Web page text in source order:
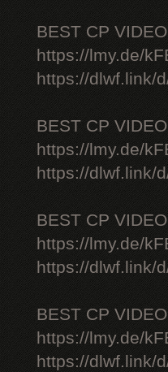
BEST CP
https://lmy.de/
https://dlwf.link/
BEST CP
https://lmy.de/
https://dlwf.link/
BEST CP
https://lmy.de/
https://dlwf.link/
BEST CP
https://lmy.de/
https://dlwf.link/